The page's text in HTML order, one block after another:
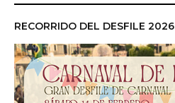
RECORRIDO DEL DESFILE 2026